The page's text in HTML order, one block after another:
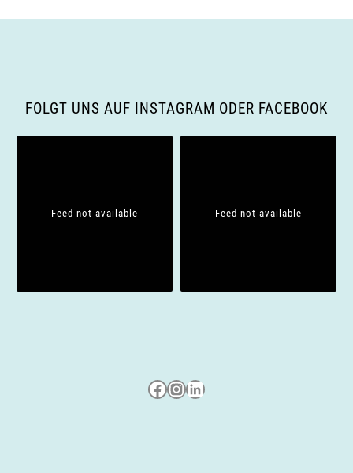
a
FOLGT UNS AUF INSTAGRAM ODER FACEBOOK
Feed not available Feed not available
Besuche uns auf Facebook
Besuche uns auf Instagram
LinkedIn